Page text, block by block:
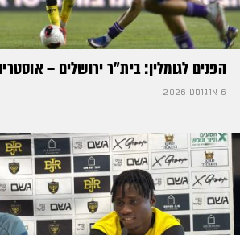
הפנים לגומלין: בית״ר ירושלים – אוסטריה
6 אוגוסט 2026